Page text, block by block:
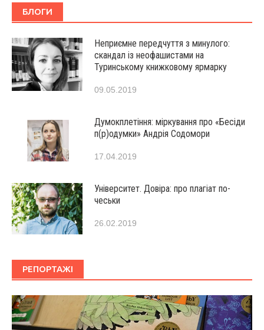
БЛОГИ
Неприємне передчуття з минулого:
скандал із неофашистами на
Туринському книжковому ярмарку
09.05.2019
Думокплетіння: міркування про «Бесіди
п(р)одумки» Андрія Содомори
17.04.2019
Університет. Довіра: про плагіат по-
чеськи
26.02.2019
РЕПОРТАЖІ